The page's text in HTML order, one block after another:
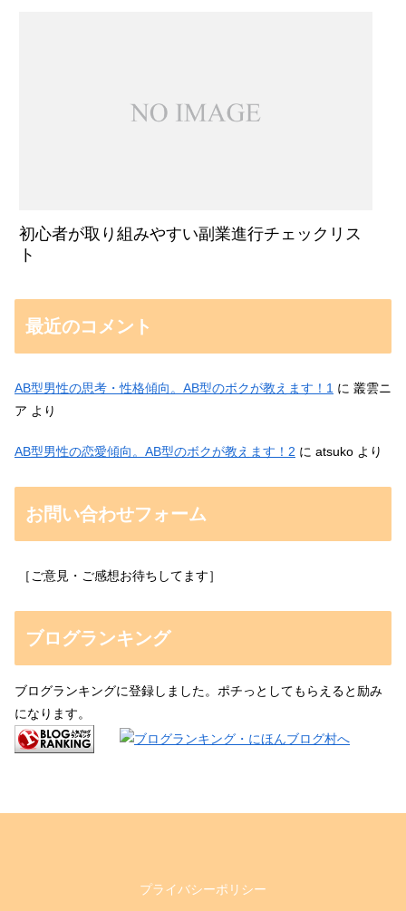
初心者が取り組みやすい副業進行チェックリス
ト
最近のコメント
AB型男性の思考・性格傾向。AB型のボクが教えます！1 に 叢雲ニ
ア より
AB型男性の恋愛傾向。AB型のボクが教えます！2 に atsuko より
お問い合わせフォーム
［ご意見・ご感想お待ちしてます］
ブログランキング
ブログランキングに登録しました。ポチっとしてもらえると励み
になります。
プライバシーポリシー